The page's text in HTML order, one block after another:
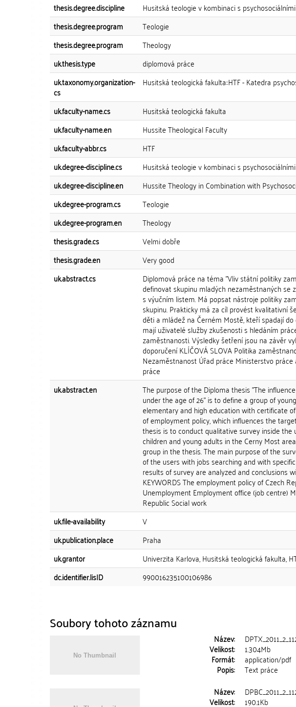
thesis.degree.discipline
Husitská teologie v kombinaci s
thesis.degree.program
Teologie
thesis.degree.program
Theology
uk.thesis.type
diplomová práce
uk.taxonomy.organization-
cs
Husitská teologická fakulta::HTF - Katedra
uk.faculty-name.cs Husitská teologická fakulta
uk.faculty-name.en
Hussite Theological Faculty
uk.faculty-abbr.cs
HTF
uk.degree-discipline.cs
Husitská teologie v kombinaci s
uk.degree-discipline.en
Hussite Theology in Combination with
uk.degree-program.cs
Teologie
uk.degree-program.en
Theology
thesis.grade.cs
Velmi dobře
thesis.grade.en
Very good
uk.abstract.cs
Diplomová práce na téma "Vliv státní politiky
definovat skupinu mladých nezaměstnaných
s výučním listem. Má popsat nástroje politiky
skupinu. Prakticky má za cíl provést kvalitativní
děti a mládež na Černém Mostě, kteří spadají
mají uživatelé služby zkušenosti s hledáním
zaměstnanosti. Výsledky šetření jsou na závěr
doporučení KLÍČOVÁ SLOVA Politika
Nezaměstnanost Úřad práce Ministerstvo práce
práce
uk.abstract.en The purpose of the Diploma thesis "The
under the age of 26" is to define a group of
elementary and high education with certificate
of employment policy, which influences the
thesis is to conduct qualitative survey inside
children and young adults in the Cerny Most
group in the thesis. The main purpose of the
of the users with jobs searching and with
results of survey are analyzed and conclusions
KEYWORDS The employment policy of Czech
Unemployment Employment office (job centre)
Republic Social work
uk.file-availability
V
uk.publication.place
Praha
uk.grantor
Univerzita Karlova, Husitská teologická fakulta,
dc.identifier.lisID
990016235100106986
Soubory tohoto záznamu
Název:
Velikost: 1.304Mb
Formát: application/pdf
Popis: Text práce
Název:
Velikost: 190.1Kb